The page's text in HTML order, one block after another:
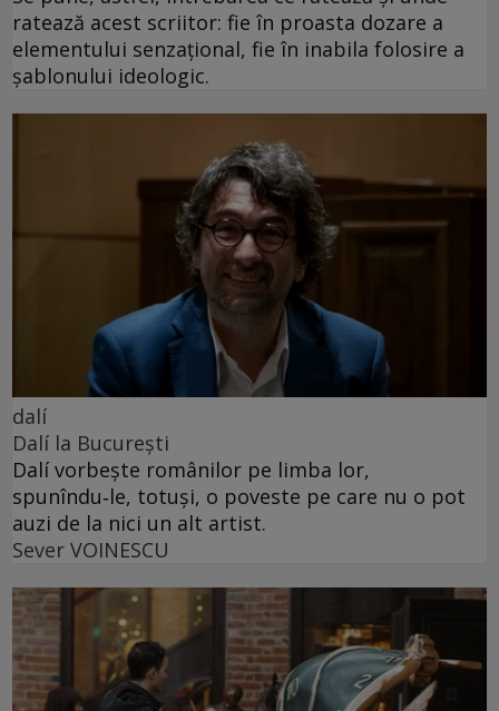
ratează acest scriitor: fie în proasta dozare a
elementului senzațional, fie în inabila folosire a
șablonului ideologic.
dalí
Dalí la București
Dalí vorbește românilor pe limba lor,
spunîndu‑le, totuși, o poveste pe care nu o pot
auzi de la nici un alt artist.
Sever VOINESCU